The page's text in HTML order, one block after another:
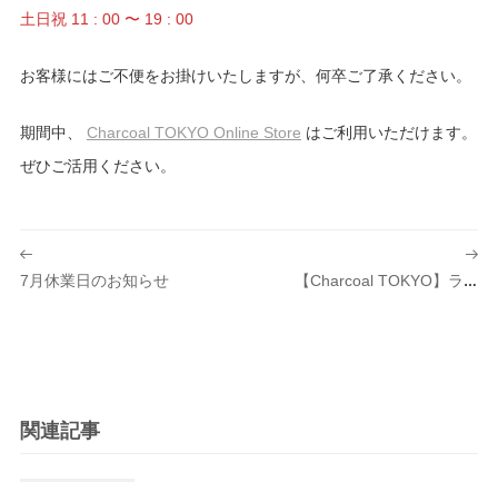
土日祝 11 : 00 〜 19 : 00
お客様にはご不便をお掛けいたしますが、何卒ご了承ください。
期間中、 Charcoal TOKYO Online Store はご利用いただけます。
ぜひご活用ください。
投
稿
シ
【Charcoal TOKYO】ラコステ原宿店「LACOSTE POLO FACTORY EVENT」出展のお知らせ
7月休業日のお知らせ
関連記事